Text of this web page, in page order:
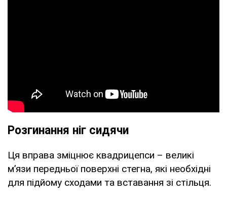
Розгинання ніг сидячи
Ця вправа зміцнює квадрицепси – великі
м’язи передньої поверхні стегна, які необхідні
для підйому сходами та вставання зі стільця.